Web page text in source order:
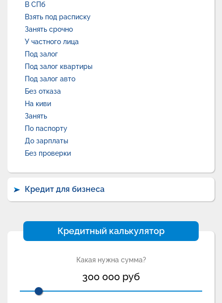
В СПб
Взять под расписку
Занять срочно
У частного лица
Под залог
Под залог квартиры
Под залог авто
Без отказа
На киви
Занять
По паспорту
До зарплаты
Без проверки
Кредит для бизнеса
Кредитный калькулятор
Какая нужна сумма?
300 000 руб